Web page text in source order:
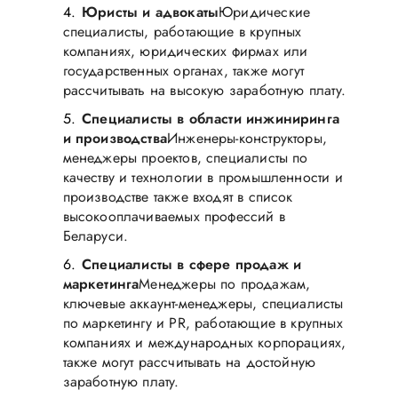
Юристы и адвокатыЮридические
специалисты, работающие в крупных
компаниях, юридических фирмах или
государственных органах, также могут
рассчитывать на высокую заработную плату.
Специалисты в области инжиниринга
и производстваИнженеры-конструкторы,
менеджеры проектов, специалисты по
качеству и технологии в промышленности и
производстве также входят в список
высокооплачиваемых профессий в
Беларуси.
Специалисты в сфере продаж и
маркетингаМенеджеры по продажам,
ключевые аккаунт-менеджеры, специалисты
по маркетингу и PR, работающие в крупных
компаниях и международных корпорациях,
также могут рассчитывать на достойную
заработную плату.